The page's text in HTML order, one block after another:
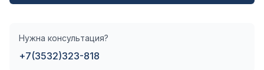
Нужна консультация?
+7(3532)323-818